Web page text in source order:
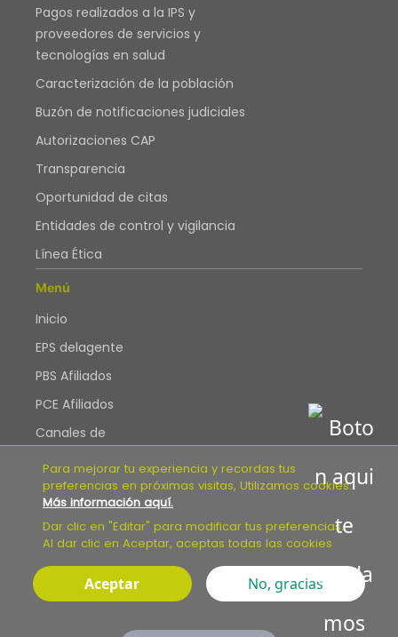
Para mejorar tu experiencia y recordas tus
preferencias en próximas visitas, Utilizamos cookies.
Más información aquí.
Dar clic en "Editar" para modificar tus preferencias.
Al dar clic en Aceptar, aceptas todas las cookies
Aceptar No, gracias
Menú
Inicio
EPS delagente
PBS Afiliados
PCE Afiliados
Canales de
Blog
Mapa web
Accesibilidad
Pagos realizados a la IPS y
proveedores de servicios y
tecnologías en salud
Caracterización de la población
Buzón de notificaciones judiciales
Autorizaciones CAP
Transparencia
Oportunidad de citas
Entidades de control y vigilancia
Línea Ética